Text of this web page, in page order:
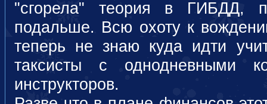
"сгорела" теория в ГИБДД,
подальше. Всю охоту к
теперь не знаю куда идти
таксисты с однодневными
инструкторов.